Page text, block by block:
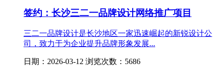
签约：长沙三二一品牌设计网络推广项目
三二一品牌设计是长沙地区一家迅速崛起的新锐设计公
司，致力于为企业提升品牌形象发展...
日期：2026-03-12 浏览次数：5686